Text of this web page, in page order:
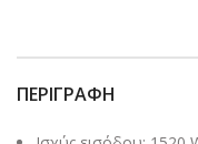
ΠΕΡΙΓΡΑΦΉ